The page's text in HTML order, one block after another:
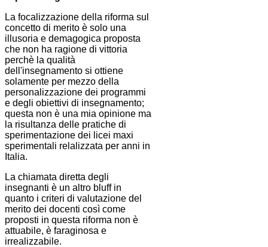
La focalizzazione della riforma sul
concetto di merito è solo una
illusoria e demagogica proposta
che non ha ragione di vittoria
perchè la qualità
dell'insegnamento si ottiene
solamente per mezzo della
personalizzazione dei programmi
e degli obiettivi di insegnamento;
questa non è una mia opinione ma
la risultanza delle pratiche di
sperimentazione dei licei maxi
sperimentali relalizzata per anni in
Italia.
La chiamata diretta degli
insegnanti è un altro bluff in
quanto i criteri di valutazione del
merito dei docenti così come
proposti in questa riforma non è
attuabile, è faraginosa e
irrealizzabile.